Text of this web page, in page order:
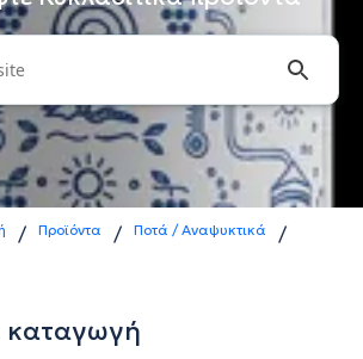
/ Προϊόντα / Ποτά / Αναψυκτικά /
καταγωγή